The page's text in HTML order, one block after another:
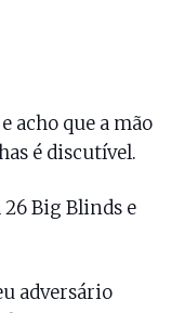
acho que a mão
é discutível.
Big Blinds e
adversário